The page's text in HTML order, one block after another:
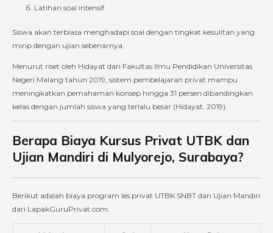
Latihan soal intensif
Siswa akan terbiasa menghadapi soal dengan tingkat kesulitan yang
mirip dengan ujian sebenarnya.
Menurut riset oleh Hidayat dari Fakultas Ilmu Pendidikan Universitas
Negeri Malang tahun 2019, sistem pembelajaran privat mampu
meningkatkan pemahaman konsep hingga 31 persen dibandingkan
kelas dengan jumlah siswa yang terlalu besar (Hidayat, 2019).
Berapa Biaya Kursus Privat UTBK dan
Ujian Mandiri di Mulyorejo, Surabaya?
Berikut adalah biaya program les privat UTBK SNBT dan Ujian Mandiri
dari LapakGuruPrivat.com.